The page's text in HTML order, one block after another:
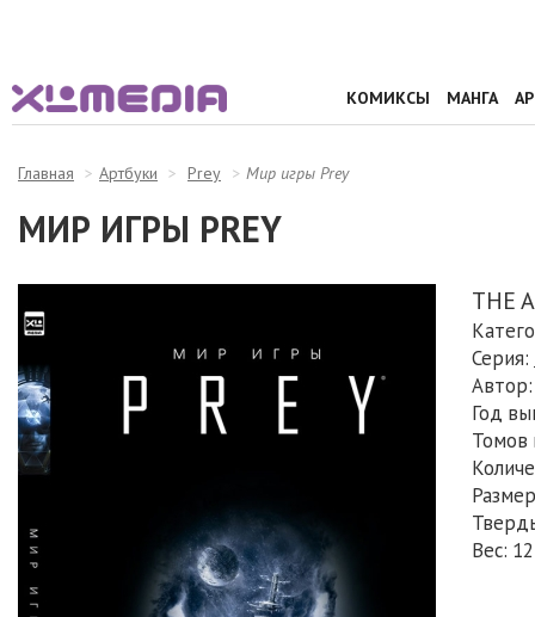
КОМИКСЫ МАНГА
Главная Артбуки Prey Мир игры Prey
МИР ИГРЫ PREY
THE
Серия:
Год
Томов
Вес: